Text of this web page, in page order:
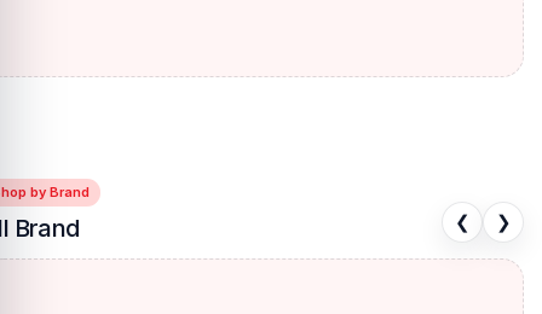
by Brand
Brand ❮ ❯